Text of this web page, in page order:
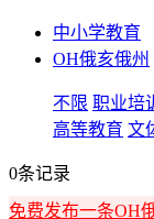
中小学教育
OH俄亥俄州
不限 职业培训
高等教育 文
0条记录
免费发布一条OH